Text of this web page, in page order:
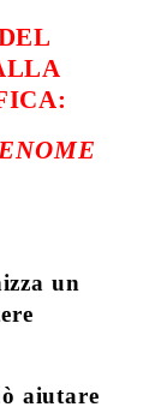
un
aiutare